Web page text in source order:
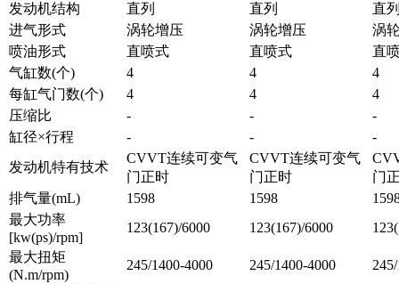
发动机结构
直列 直列
直
进气形式
涡轮增压 涡轮增压
涡
喷油形式
直喷式 直喷式
直
气缸数(个)
4 4
4
每缸气门数(个)
4 4
4
压缩比
- -
-
缸径×行程
- -
-
发动机特有技术
CVVT连续可变气
门正时
CVVT连续可变气
门正时
门
排气量(mL)
1598 1598
最大功率
[kw(ps)/rpm]
123(167)/6000 123(167)/6000
最大扭矩
(N.m/rpm)
245/1400-4000 245/1400-4000